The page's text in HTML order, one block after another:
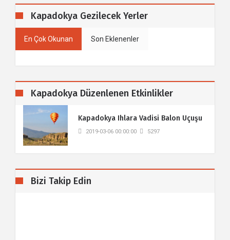
Kapadokya Gezilecek Yerler
En Çok Okunan Son Eklenenler
Kapadokya Düzenlenen Etkinlikler
Kapadokya Ihlara Vadisi Balon Uçuşu
2019-03-06 00:00:00 5297
Bizi Takip Edin